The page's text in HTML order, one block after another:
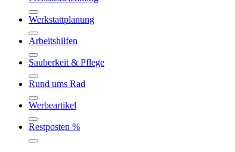
Werkstattplanung
Arbeitshilfen
Sauberkeit & Pflege
Rund ums Rad
Werbeartikel
Restposten %